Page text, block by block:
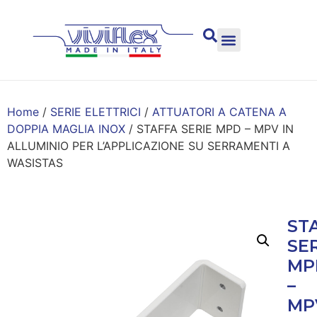
Home / SERIE ELETTRICI / ATTUATORI A CATENA A
DOPPIA MAGLIA INOX / STAFFA SERIE MPD – MPV IN
ALLUMINIO PER L’APPLICAZIONE SU SERRAMENTI A
WASISTAS
–